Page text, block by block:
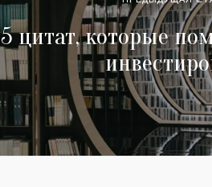
5 цитат, которые